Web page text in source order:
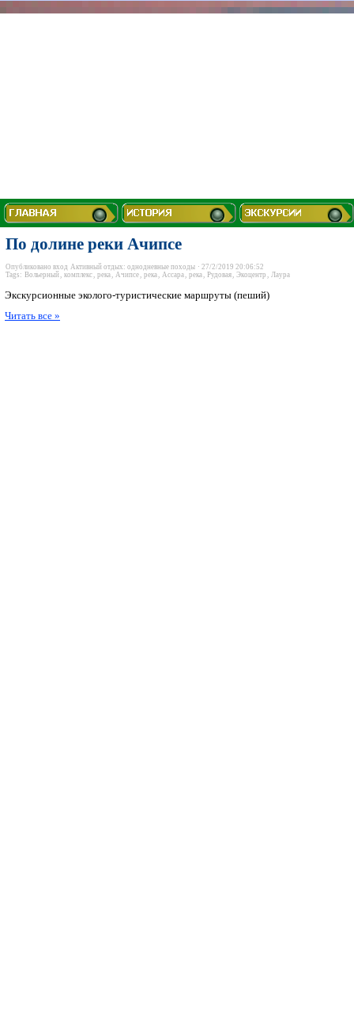
По долине реки Ачипсе
Опубликовано вход Активный отдых: однодневные походы · 27/2/2019 20:06:52
Tags: Вольерный, комплекс, река, Ачипсе, река, Ассара, река, Рудовая, Экоцентр , Лаура
Экскурсионные эколого-туристические маршруты (пеший)
Читать все »